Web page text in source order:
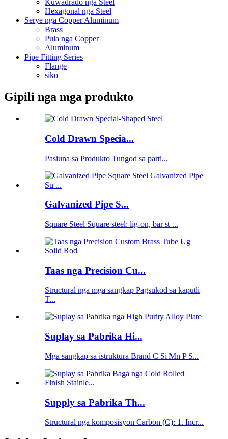
Kuwadrado nga Steel
Hexagonal nga Steel
Serye nga Copper Aluminum
Brass
Pula nga Copper
Aluminum
Pipe Fitting Series
Flange
siko
Gipili nga mga produkto
Cold Drawn Specia...
Pasiuna sa Produkto Tungod sa parti...
Galvanized Pipe S...
Square Steel Square steel: lig-on, bar st ...
Taas nga Precision Cu...
Structural nga mga sangkap Pagsukod sa kaputli
T...
Suplay sa Pabrika Hi...
Mga sangkap sa istruktura Brand C Si Mn P S...
Supply sa Pabrika Th...
Structural nga komposisyon Carbon (C): 1. Incr...